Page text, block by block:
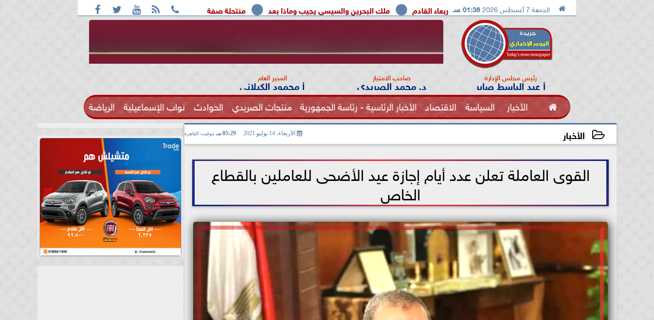
      الجمعة 7 أغسطس 2026 01:36 صـ منتحلة صفة صحفية تعترف: واقعة التحرش مزعومة بسبب خلافات على الأجرة ملك البحرين والسيسي يجيب وماذا بعد تستضيف معسكرًا مغلقًا للإسماعيلي الاربعاء القادم
رئيس مجلس الإدارة
أ عبد الباسط صابر صاحب الامتياز
د. محمد الصريدي المدير العام
أ محمود الكيلاني
 الأخبار السياسة الاقتصاد الأخبار الرئاسية - رئاسة الجمهورية منتجات الصريدي الحوادث نواب الإسماعيلية الرياضة
الفنون الصحة الأخبار الأربعاء، 14 يوليو 2021 05:29 مـ بتوقيت القاهرة
القوى العاملة تعلن عدد أيام إجازة عيد الأضحى للعاملين بالقطاع
الخاص